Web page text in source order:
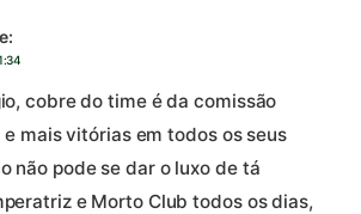
cobre do time é da comissão
mais vitórias em todos os seus
não pode se dar o luxo de tá
e Morto Club todos os dias,